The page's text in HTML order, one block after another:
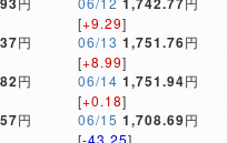
円
円
円
[+9.29]
06/13 1,751.76円
[+8.99]
06/14 1,751.94円
[+0.18]
06/15 1,708.69円
[-43.25]